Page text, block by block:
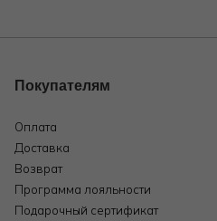
Покупателям
Оплата
Доставка
Возврат
Программа лояльности
Подарочный сертификат